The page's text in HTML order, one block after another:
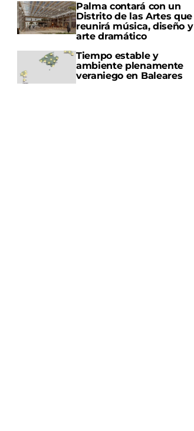
Palma contará con un
Distrito de las Artes que
reunirá música, diseño y
arte dramático
Tiempo estable y
ambiente plenamente
veraniego en Baleares